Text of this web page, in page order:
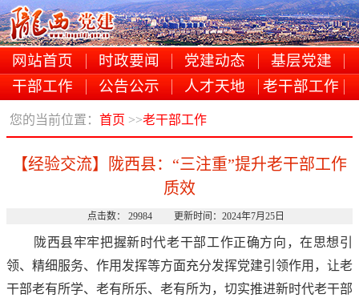
网站首页 时政要闻 党建动态
基层党建
干部工作
公告公示 人才天地 老干部工作
您的当前位置： 首页 >>老干部工作
【经验交流】陇西县：“三注重”提升老干部工作
质效
点击数： 29984 更新时间：2024年7月25日
陇西县牢牢把握新时代老干部工作正确方向，在思想引
领、精细服务、作用发挥等方面充分发挥党建引领作用，让老
干部老有所学、老有所乐、老有所为，切实推进新时代老干部